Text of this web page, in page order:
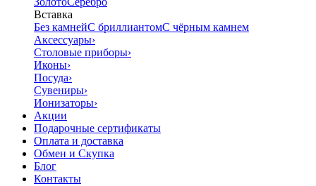
Вставка
Без камнейС бриллиантомС чёрным камнем
Аксессуары›
Столовые приборы›
Иконы›
Посуда›
Сувениры›
Ионизаторы›
Акции
Подарочные сертификаты
Оплата и доставка
Обмен и Скупка
Блог
Контакты